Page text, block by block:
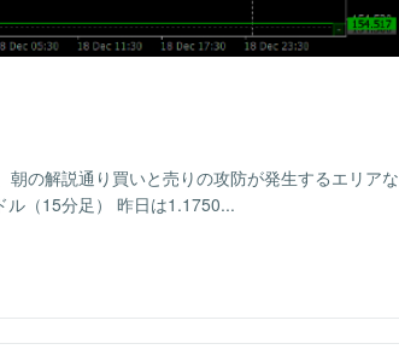
の解説通り買いと売りの攻防が発生するエリアな
ル（15分足） 昨日は1.1750...